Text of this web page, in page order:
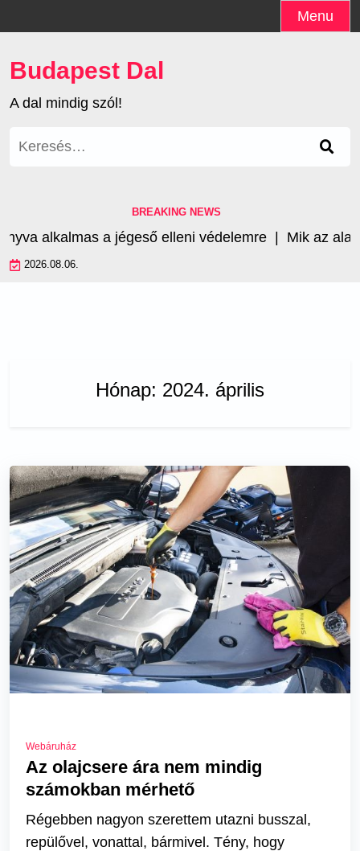
to
Menu
Budapest Dal
A dal mindig szól!
Keresés:
BREAKING NEWS
a jégeső elleni védelemre |Mik az alapvető
2026.08.06.
Hónap: 2024. április
Webáruház
Az olajcsere ára nem mindig
számokban mérhető
Régebben nagyon szerettem utazni busszal,
repülővel, vonattal, bármivel. Tény, hogy